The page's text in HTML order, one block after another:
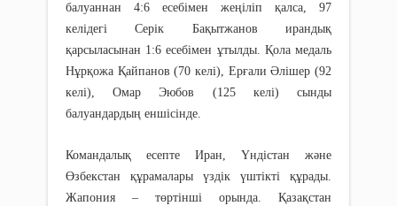
балуаннан 4:6 есебімен жеңіліп қалса, 97
келідегі Серік Бақытжанов ирандық
қарсыласынан 1:6 есебімен ұтылды. Қола медаль
Нұрқожа Қайпанов (70 келі), Ерғали Әлішер (92
келі), Омар Эюбов (125 келі) сынды
балуандардың еншісінде.
Командалық есепте Иран, Үндістан және
Өзбекстан құрамалары үздік үштікті құрады.
Жапония – төртінші орында. Қазақстан